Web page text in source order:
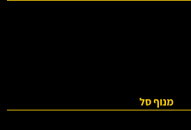
מנוף סל